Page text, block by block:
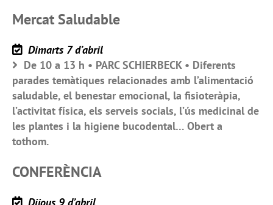
Mercat Saludable
Dimarts 7 d’abril
De 10 a 13 h • PARC SCHIERBECK • Diferents
parades temàtiques relacionades amb l’alimentació
saludable, el benestar emocional, la fisioteràpia,
l’activitat física, els serveis socials, l’ús medicinal de
les plantes i la higiene bucodental… Obert a
tothom.
CONFERÈNCIA
Dijous 9 d’abril